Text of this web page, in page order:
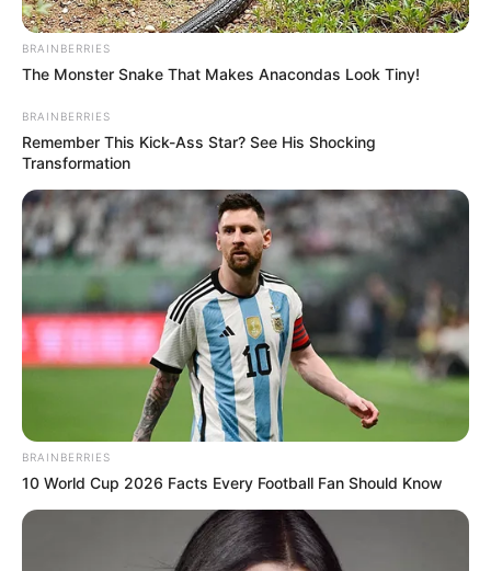
BRAINBERRIES
The Monster Snake That Makes Anacondas Look Tiny!
BRAINBERRIES
Remember This Kick-Ass Star? See His Shocking
Transformation
BRAINBERRIES
10 World Cup 2026 Facts Every Football Fan Should Know